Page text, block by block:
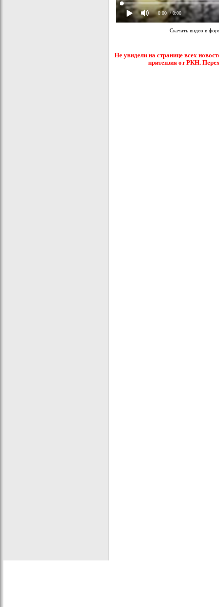
0:00 / 0:00
Скачать видео в
Не увидели на странице всех
притензия от РКН.